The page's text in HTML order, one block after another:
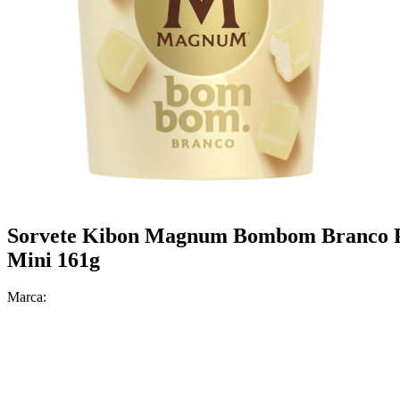
Sorvete Kibon Magnum Bombom Branco
Mini 161g
Marca: